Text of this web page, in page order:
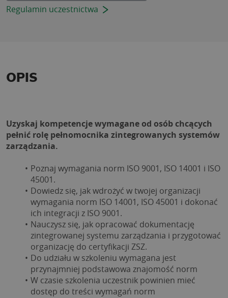
Regulamin uczestnictwa
OPIS
Uzyskaj kompetencje wymagane od osób chcących
pełnić rolę pełnomocnika zintegrowanych systemów
zarządzania.
Poznaj wymagania norm ISO 9001, ISO 14001 i ISO
45001.
Dowiedz się, jak wdrożyć w twojej organizacji
wymagania norm ISO 14001, ISO 45001 i dokonać
ich integracji z ISO 9001.
Nauczysz się, jak opracować dokumentację
zintegrowanej systemu zarządzania i przygotować
organizację do certyfikacji ZSZ.
Do udziału w szkoleniu wymagana jest
przynajmniej podstawowa znajomość norm
W czasie szkolenia uczestnik powinien mieć
dostęp do treści wymagań norm